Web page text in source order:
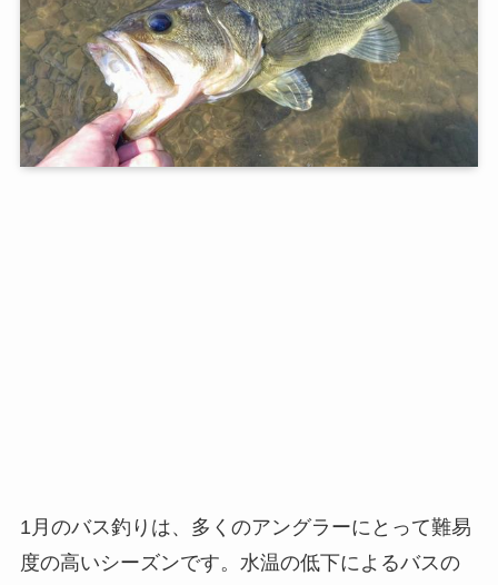
1月のバス釣りは、多くのアングラーにとって難易
度の高いシーズンです。水温の低下によるバスの